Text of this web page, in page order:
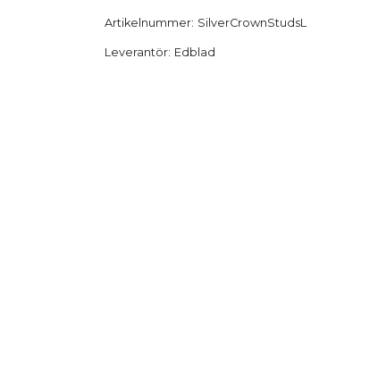
Artikelnummer: SilverCrownStudsL
Leverantör: Edblad